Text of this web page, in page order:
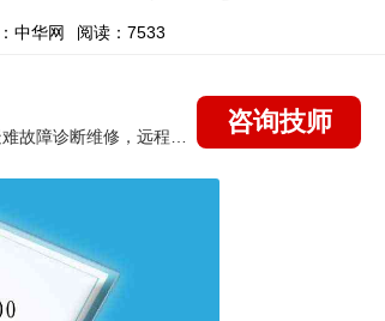
中华网 阅读：7533
咨询技师